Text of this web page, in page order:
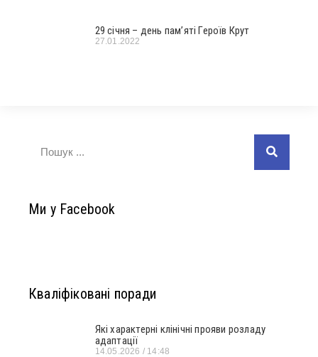
29 січня – день пам’яті Героїв Крут
27.01.2022
Ми у Facebook
Кваліфіковані поради
Які характерні клінічні прояви розладу
адаптації
14.05.2026 14:48